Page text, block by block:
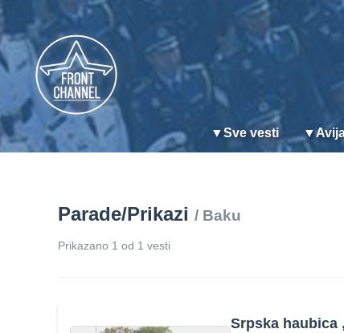
▼Sve vesti ▼
Parade/Prikazi / Baku
Prikazano 1 od 1 vesti
Srpska haubica